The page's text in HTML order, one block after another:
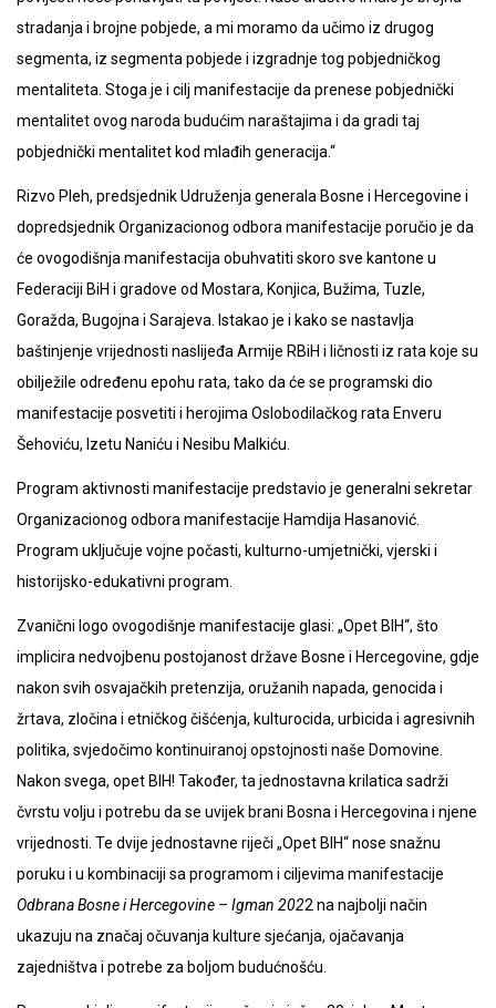
stradanja i brojne pobjede, a mi moramo da učimo iz drugog
segmenta, iz segmenta pobjede i izgradnje tog pobjedničkog
mentaliteta. Stoga je i cilj manifestacije da prenese pobjednički
mentalitet ovog naroda budućim naraštajima i da gradi taj
pobjednički mentalitet kod mlađih generacija.“
Rizvo Pleh, predsjednik Udruženja generala Bosne i Hercegovine i
dopredsjednik Organizacionog odbora manifestacije poručio je da
će ovogodišnja manifestacija obuhvatiti skoro sve kantone u
Federaciji BiH i gradove od Mostara, Konjica, Bužima, Tuzle,
Goražda, Bugojna i Sarajeva. Istakao je i kako se nastavlja
baštinjenje vrijednosti naslijeđa Armije RBiH i ličnosti iz rata koje su
obilježile određenu epohu rata, tako da će se programski dio
manifestacije posvetiti i herojima Oslobodilačkog rata Enveru
Šehoviću, Izetu Naniću i Nesibu Malkiću.
Program aktivnosti manifestacije predstavio je generalni sekretar
Organizacionog odbora manifestacije Hamdija Hasanović.
Program uključuje vojne počasti, kulturno-umjetnički, vjerski i
historijsko-edukativni program.
Zvanični logo ovogodišnje manifestacije glasi: „Opet BIH“, što
implicira nedvojbenu postojanost države Bosne i Hercegovine, gdje
nakon svih osvajačkih pretenzija, oružanih napada, genocida i
žrtava, zločina i etničkog čišćenja, kulturocida, urbicida i agresivnih
politika, svjedočimo kontinuiranoj opstojnosti naše Domovine.
Nakon svega, opet BIH! Također, ta jednostavna krilatica sadrži
čvrstu volju i potrebu da se uvijek brani Bosna i Hercegovina i njene
vrijednosti. Te dvije jednostavne riječi „Opet BIH“ nose snažnu
poruku i u kombinaciji sa programom i ciljevima manifestacije
Odbrana Bosne i Hercegovine – Igman 2022 na najbolji način
ukazuju na značaj očuvanja kulture sjećanja, ojačavanja
zajedništva i potrebe za boljom budućnošću.